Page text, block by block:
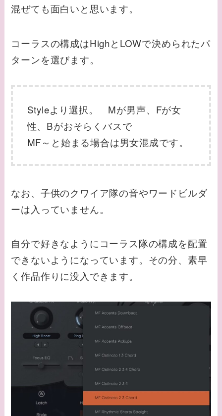
混ぜても面白いと思います。
コーラスの構成はHighとLOWで決められたパ
ターンを選びます。
Styleより選択。 Mが男声、Fが女
性、Bがおそらくバスで
MF～と始まる場合は男女混成です。
なお、子供のクワイア隊の音やワードビルダ
ーは入っていません。
自分で好きなようにコーラス隊の構成を配置
できないようになっています。その分、素早
く作品作りに没入できます。